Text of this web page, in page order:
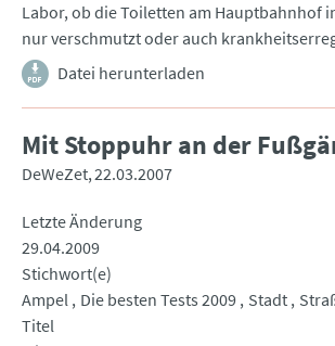
Labor, ob die Toiletten am Hauptbahnhof
nur verschmutzt oder auch
Datei herunterladen
Mit Stoppuhr an der
DeWeZet 22.03.2007
Letzte Änderung
29.04.2009
Stichwort(e)
Ampel Die besten Tests 2009 Stadt
Titel